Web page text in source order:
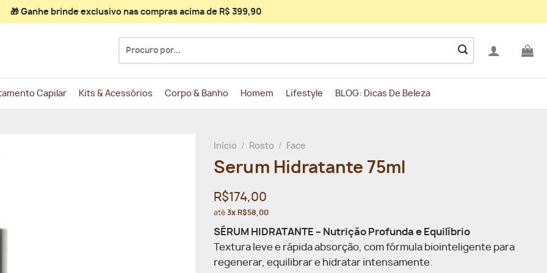
🎁 Ganhe brinde exclusivonas compras acima de R$ 399,90
por:
Capilar Kits & Acessórios Corpo & Banho Homem Lifestyle BLOG: Dicas De Beleza
Início / Rosto / Face
Serum Hidratante 75ml
R$174,00
até3x R$58,00
SÉRUM HIDRATANTE – Nutrição Profunda e Equilíbrio
Textura leve e rápida absorção, com fórmula biointeligente para
regenerar, equilibrar e hidratar intensamente.